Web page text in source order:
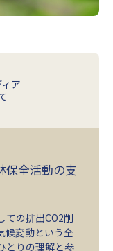
ア
保全活動の支
ての排出CO2削
候変動という全
とりの理解と参